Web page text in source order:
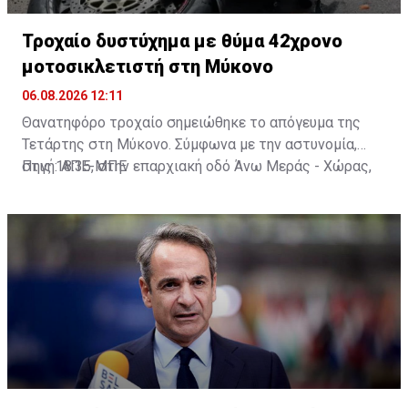
Τροχαίο δυστύχημα με θύμα 42χρονο
μοτοσικλετιστή στη Μύκονο
06.08.2026 12:11
Θανατηφόρο τροχαίο σημειώθηκε το απόγευμα της
Τετάρτης στη Μύκονο. Σύμφωνα με την αστυνομία,
στις 18:35, στην επαρχιακή οδό Άνω Μεράς - Χώρας,
συγκρούστηκε με Ι.Χ. αυτοκίνητο που οδηγούσε
25χρονος. Από τη σύγκρουση ο 42χρονος
τραυματίστηκε θανάσιμα. Τα αίτια του δυστυχήματος
διερευνώνται από την Υποδιεύθυνση Αστυνομίας
Πηγή: ΑΠΕ-ΜΠΕ